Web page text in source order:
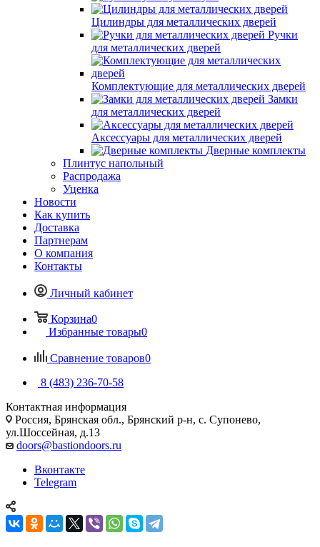
Цилиндры для металлических дверей
Ручки
для металлических дверей
Комплектующие для металлических дверей
Замки
для металлических дверей
Аксессуары для металлических дверей
Дверные комплекты
Плинтус напольный
Распродажа
Уценка
Новости
Как купить
Доставка
Партнерам
О компания
Контакты
Личный кабинет
Корзина0
Избранные товары0
Сравнение товаров0
8 (483) 236-70-58
Контактная информация
Россия, Брянская обл., Брянский р-н, с. Супонево,
ул.Шоссейная, д.13
doors@bastiondoors.ru
Вконтакте
Telegram